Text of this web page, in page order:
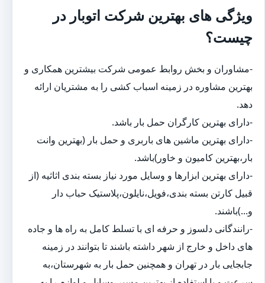
ویژگی های بهترین شرکت اتوبار در
چیست؟
-مشاوران و بخش روابط عمومی شرکت بیشترین همکاری و
بهترین مشاوره در زمینه اسباب کشی را به مشتریان ارائه
دهد.
-دارای بهترین کارگران حمل بار باشد.
-دارای بهترین ماشین های باربری و حمل بار (بهترین وانت
بار،بهترین کامیون و خاور)باشد.
-دارای بهترین ابزارها و وسایل مورد نیاز بسته بندی اثاثیه (از
قبیل کارتن بسته بندی،فویل،نایلون،پلاستیک حباب دار
و...)باشند.
-رانندگانی دلسوز و حرفه ای با تسلط کامل به راه ها و جاده
های داخل و خارج از شهر داشته باشند تا بتوانند در زمینه
جابجایی بار در تهران و همچنین حمل بار به شهرستان،به